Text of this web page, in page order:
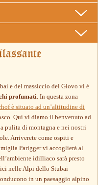
e del massiccio del Giovo vi è
profumati. In questa zona
è situato ad un’altitudine di
Qui vi diamo il benvenuto ad
pulita di montagna e nei nostri
Arriverete come ospiti e
Parigger vi accoglierà al
idilliaco sarà presto
nelle Alpi dello Stubai
in un paesaggio alpino